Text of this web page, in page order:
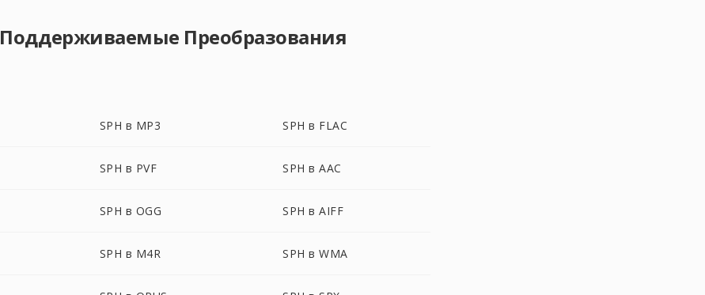
Поддерживаемые Преобразования
SPH в MP3 SPH в FLAC
SPH в PVF SPH в AAC
SPH в OGG SPH в AIFF
SPH в M4R SPH в WMA